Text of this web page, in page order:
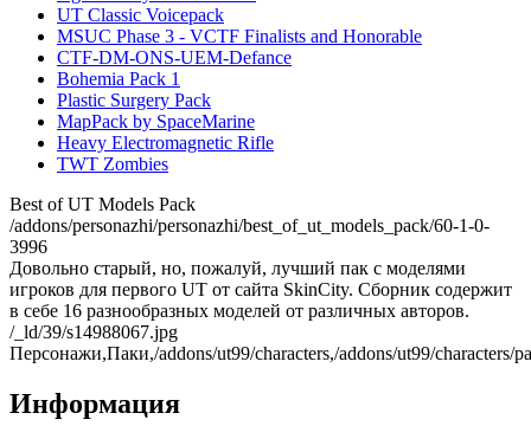
UT Classic Voicepack
MSUC Phase 3 - VCTF Finalists and Honorable
CTF-DM-ONS-UEM-Defance
Bohemia Pack 1
Plastic Surgery Pack
MapPack by SpaceMarine
Heavy Electromagnetic Rifle
TWT Zombies
Best of UT Models Pack
/addons/personazhi/personazhi/best_of_ut_models_pack/60-1-0-
3996
Довольно старый, но, пожалуй, лучший пак c моделями
игроков для первого UT от сайта SkinCity. Сборник содержит
в себе 16 разнообразных моделей от различных авторов.
/_ld/39/s14988067.jpg
Персонажи,Паки,/addons/ut99/characters,/addons/ut99/characters/
Информация